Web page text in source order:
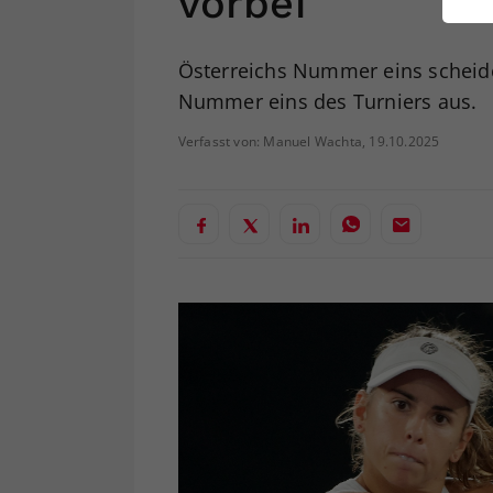
Österreichs Nummer eins
Nummer eins des Turniers aus.
Verfasst von: Manuel Wachta, 19.10.2025